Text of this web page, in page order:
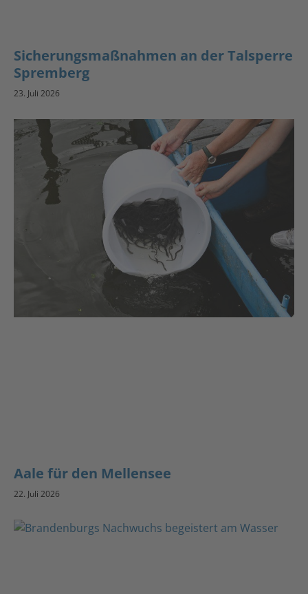
Sicherungsmaßnahmen an der Talsperre
Spremberg
23. Juli 2026
Aale für den Mellensee
22. Juli 2026